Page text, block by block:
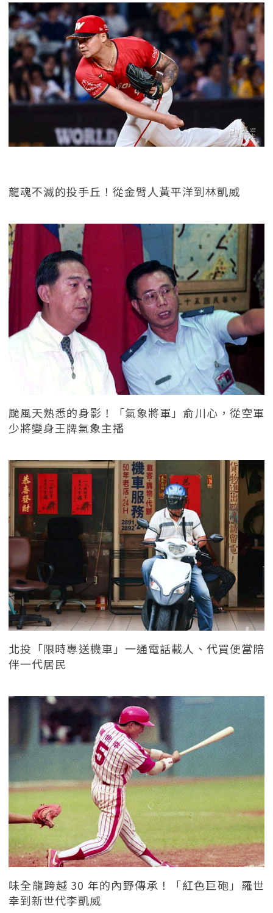
龍魂不滅的投手丘！從金臂人黃平洋到林凱威
颱風天熟悉的身影！「氣象將軍」俞川心，從空軍
少將變身王牌氣象主播
北投「限時專送機車」一通電話載人、代買便當陪
伴一代居民
味全龍跨越 30 年的內野傳承！「紅色巨砲」羅世
幸到新世代李凱威